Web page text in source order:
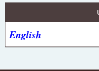
English